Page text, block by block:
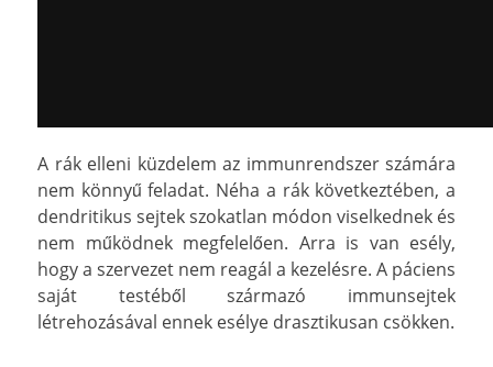
A rák elleni küzdelem az immunrendszer számára
nem könnyű feladat. Néha a rák következtében, a
dendritikus sejtek szokatlan módon viselkednek és
nem működnek megfelelően. Arra is van esély,
hogy a szervezet nem reagál a kezelésre. A páciens
saját testéből származó immunsejtek
létrehozásával ennek esélye drasztikusan csökken.